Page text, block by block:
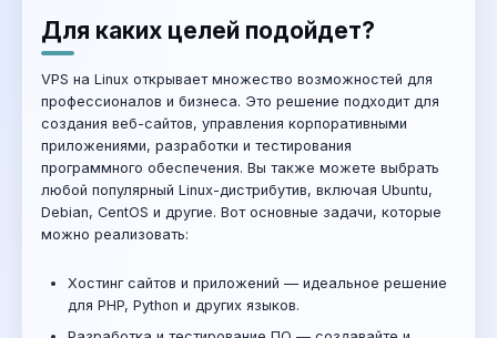
Для каких целей подойдет?
VPS на Linux открывает множество возможностей для
профессионалов и бизнеса. Это решение подходит для
создания веб-сайтов, управления корпоративными
приложениями, разработки и тестирования
программного обеспечения. Вы также можете выбрать
любой популярный Linux-дистрибутив, включая Ubuntu,
Debian, CentOS и другие. Вот основные задачи, которые
можно реализовать:
Хостинг сайтов и приложений — идеальное решение
для PHP, Python и других языков.